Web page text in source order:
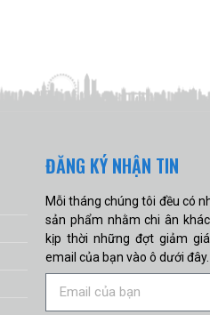
ĐĂNG KÝ NHẬN TIN
Mỗi tháng chúng tôi đều có
sản phẩm nhằm chi ân
kịp thời những đợt giảm
email của bạn vào ô dưới đây.